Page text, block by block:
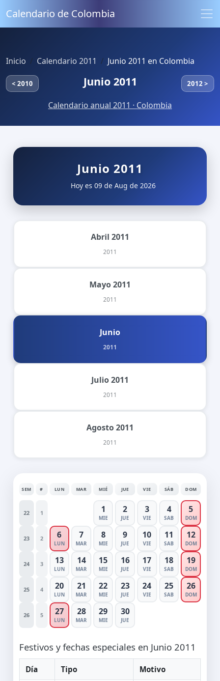
Calendario de Colombia
Inicio Calendario 2011 Junio 2011 en Colombia
< 2010 Junio 2011 2012 >
Calendario anual 2011 · Colombia
Junio 2011
Hoy es 09 de Aug de 2026
Abril 2011
2011
Mayo 2011
2011
Junio
2011
Julio 2011
2011
Agosto 2011
2011
SEM # LUN MAR MIÉ JUE VIE SÁB DOM
22 1 1
MIE
2
JUE
3
VIE
4
SAB
5
DOM
23 2 6
LUN
7
MAR
8
MIE
9
JUE
10
VIE
11
SAB
12
DOM
24 3 13
LUN
14
MAR
15
MIE
16
JUE
17
VIE
18
SAB
19
DOM
25 4 20
LUN
21
MAR
22
MIE
23
JUE
24
VIE
25
SAB
26
DOM
26 5 27
LUN
28
MAR
29
MIE
30
JUE
Festivos y fechas especiales en Junio 2011
Día Tipo Motivo